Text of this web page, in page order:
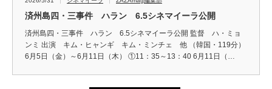
済州島四・三事件 ハラン 6.5シネマイーラ公開
済州島四・三事件 ハラン 6.5シネマイーラ公開 監督 ハ・ミョ
ンミ 出演 キム・ヒャンギ キム・ミンチェ 他 （韓国・119分）
6月5日（金）～6月11日（木） ①11：35～13：40 6月11日（…